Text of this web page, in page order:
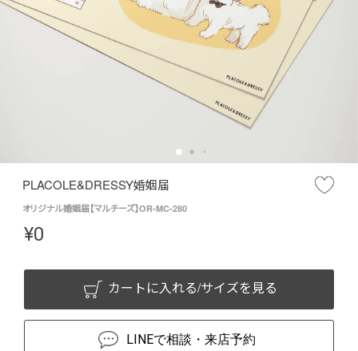
PLACOLE&DRESSY婚姻届
オリジナル婚姻届【マルチーズ】OR-MC-280
¥0
カートに入れる/サイズを見る
LINEで相談・来店予約